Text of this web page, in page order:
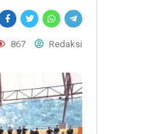
867 Redaksi